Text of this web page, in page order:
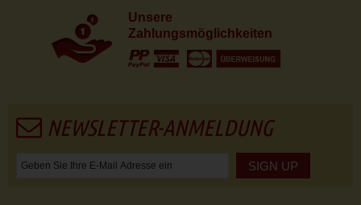
Unsere
Zahlungsmöglichkeiten
NEWSLETTER-ANMELDUNG
SIGN UP